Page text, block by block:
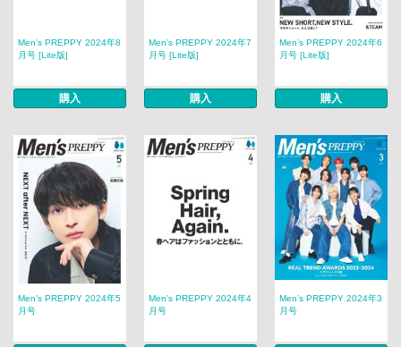
Men’s PREPPY 2024年8
月号 [Lite版]
購入
Men’s PREPPY 2024年7
月号 [Lite版]
購入
Men’s PREPPY 2024年6
月号 [Lite版]
購入
Men’s PREPPY 2024年5
月号
Men’s PREPPY 2024年4
月号
Men’s PREPPY 2024年3
月号